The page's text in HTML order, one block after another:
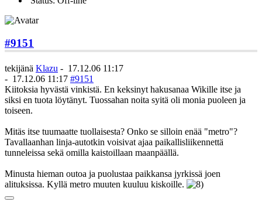
#9151
tekijänä Klazu - 17.12.06 11:17
- 17.12.06 11:17 #9151
Kiitoksia hyvästä vinkistä. En keksinyt hakusanaa Wikille itse ja
siksi en tuota löytänyt. Tuossahan noita syitä oli monia puoleen ja
toiseen.
Mitäs itse tuumaatte tuollaisesta? Onko se silloin enää "metro"?
Tavallaanhan linja-autotkin voisivat ajaa paikallisliikennettä
tunneleissa sekä omilla kaistoillaan maanpäällä.
Minusta hieman outoa ja puolustaa paikkansa jyrkissä joen
alituksissa. Kyllä metro muuten kuuluu kiskoille.